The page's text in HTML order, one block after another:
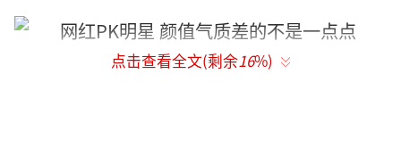
张辛苑以唯美空灵的气质著称，一度被称
点击查看全文(剩余16%)